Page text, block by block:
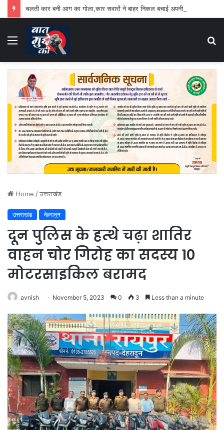
चलती कार बनी आग का गोला,कार सवारों ने बाहर निकल बचाई अपनी जान
Menu
Home /उत्तराखंड
उत्तराखंड देहरादून
दून पुलिस के हत्थे चढ़ा शातिर
वाहन चोर गिरोह का सदस्य 10
मोटरसाइकिल बरामद
avnish November 5, 2023 0 3 Less than a minute